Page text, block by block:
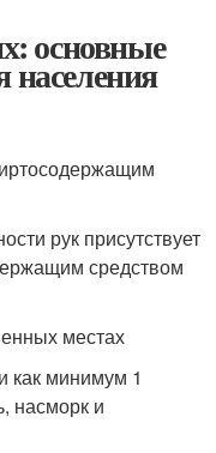
основные
рук присутствует
средством
местах
как минимум 1
насморк и